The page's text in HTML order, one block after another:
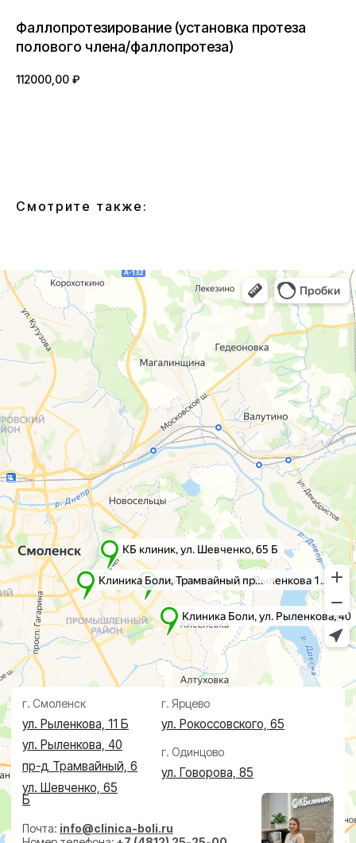
Фаллопротезирование (установка протеза
полового члена/фаллопротеза)
112000,00 ₽
Смотрите также:
Почта:info@clinica-boli.ru
Номер телефона: +7 (4812) 25-25-00
Пн-пт 8:00 - 20:00 сб-вс 9:00 - 18:00
г. Смоленск
ул. Рыленкова, 11 Б
ул. Рыленкова, 40
пр-д Трамвайный, 6
ул. Шевченко, 65
Б
г. Ярцево
ул. Рокоссовского, 65
г. Одинцово
ул. Говорова, 85
Диагностика
КТ
Анализы
Лечение
Травматолог и ортопед
Невролог
Проктолог
Флеболог
Нейрохирург
Косметолог
Ревматолог
Терапевт
Капельницы здоровья
Лечебные блокады
Врачи
Социальные проекты